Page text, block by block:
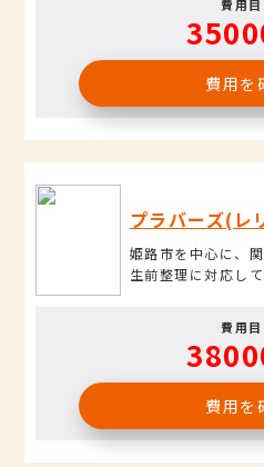
費用
費用を
プラバーズ(レ
姫路市を中心に、
生前整理に対応して
費用
費用を